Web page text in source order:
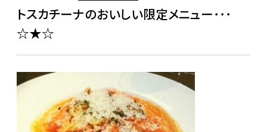
トスカチーナのおいしい限定メニュー･･･
☆★☆